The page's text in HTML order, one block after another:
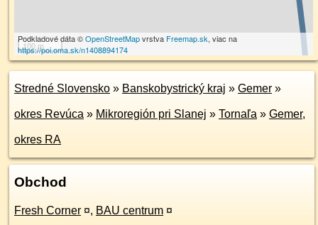
100 m
Podkladové dáta ©OpenStreetMapvrstva Freemap.sk, viac na
https://poi.oma.sk/n1408894174
Stredné Slovensko » Banskobystrický kraj » Gemer »
okres Revúca » Mikroregión pri Slanej » Tornaľa » Gemer,
okres RA
Obchod
Fresh Corner ¤, BAU centrum ¤